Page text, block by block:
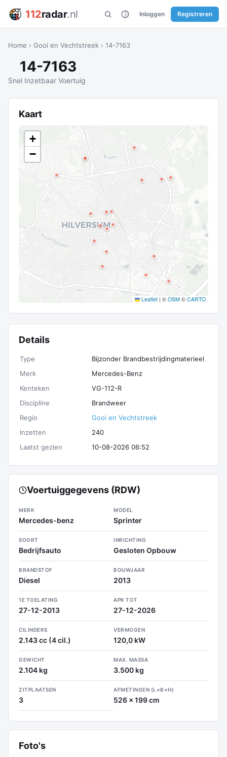
112radar.nl Inloggen Registreren
Home › Gooi en Vechtstreek › 14-7163
14-7163
Snel Inzetbaar Voertuig
Kaart
+
−
Leaflet | © OSM © CARTO
Details
Type
Bijzonder Brandbestrijdingmaterieel
Merk
Mercedes-Benz
Kenteken
VG-112-R
Discipline
Brandweer
Regio
Gooi en Vechtstreek
Inzetten
240
Laatst gezien
10-08-2026 06:52
Voertuiggegevens (RDW)
MERK
Mercedes-benz
MODEL
Sprinter
SOORT
Bedrijfsauto
INRICHTING
Gesloten Opbouw
BRANDSTOF
Diesel
BOUWJAAR
2013
1E TOELATING
27-12-2013
APK TOT
27-12-2026
CILINDERS
2.143 cc (4 cil.)
VERMOGEN
120,0 kW
GEWICHT
2.104 kg
MAX. MASSA
3.500 kg
ZITPLAATSEN
3
AFMETINGEN (L×B×H)
526 x 199 cm
Foto's